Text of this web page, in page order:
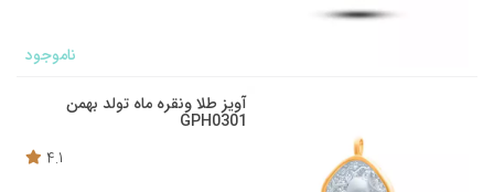
ناموجود
آویز طلا ونقره ماه تولد بهمن
GPH0301
4.1